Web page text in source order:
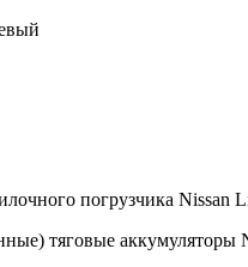
погрузчика Nissan
тяговые